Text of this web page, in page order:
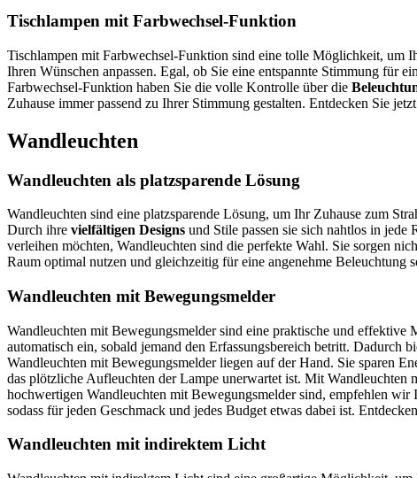
Tischlampen mit Farbwechsel-Funktion
Tischlampen mit Farbwechsel-Funktion sind eine tolle Möglichkeit, um
Ihren Wünschen anpassen. Egal, ob Sie eine entspannte Stimmung für
Farbwechsel-Funktion haben Sie die volle Kontrolle über die
Zuhause immer passend zu Ihrer Stimmung gestalten. Entdecken Sie
Wandleuchten
Wandleuchten als platzsparende Lösung
Wandleuchten sind eine platzsparende Lösung, um Ihr Zuhause zum
Durch ihre vielfältigen Designs und Stile passen sie sich nahtlos in
verleihen möchten, Wandleuchten sind die perfekte Wahl. Sie sorgen
Raum optimal nutzen und gleichzeitig für eine angenehme Beleuchtung
Wandleuchten mit Bewegungsmelder
Wandleuchten mit Bewegungsmelder sind eine praktische und effektive
automatisch ein, sobald jemand den Erfassungsbereich betritt. Dadurch
Wandleuchten mit Bewegungsmelder liegen auf der Hand. Sie sparen
das plötzliche Aufleuchten der Lampe unerwartet ist. Mit Wandleuchten
hochwertigen Wandleuchten mit Bewegungsmelder sind, empfehlen
sodass für jeden Geschmack und jedes Budget etwas dabei ist.
Wandleuchten mit indirektem Licht